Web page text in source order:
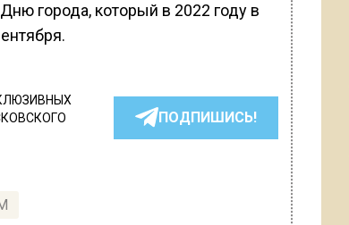
города, который в 2022 году в
ПОДПИШИСЬ!